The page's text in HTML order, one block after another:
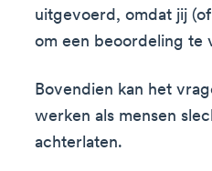
uitgevoerd, omdat jij
om een beoordeling te
Bovendien kan het
werken als mensen
achterlaten.